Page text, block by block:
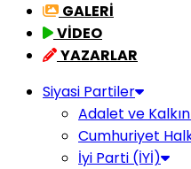
GALERİ
VİDEO
YAZARLAR
Siyasi Partiler
Adalet ve
Cumhuriyet
İyi Parti (İYİ)